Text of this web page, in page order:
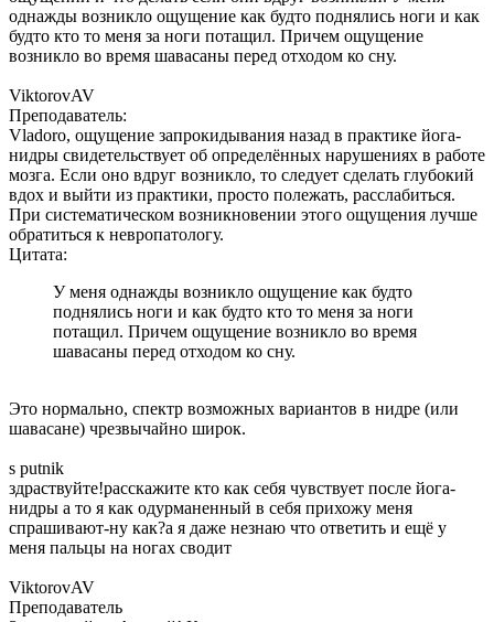
однажды возникло ощущение как будто поднялись ноги и как
будто кто то меня за ноги потащил. Причем ощущение
возникло во время шавасаны перед отходом ко сну.
ViktorovAV
Преподаватель:
Vladoro, ощущение запрокидывания назад в практике йога-
нидры свидетельствует об определённых нарушениях в работе
мозга. Если оно вдруг возникло, то следует сделать глубокий
вдох и выйти из практики, просто полежать, расслабиться.
При систематическом возникновении этого ощущения лучше
обратиться к невропатологу.
Цитата:
У меня однажды возникло ощущение как будто
поднялись ноги и как будто кто то меня за ноги
потащил. Причем ощущение возникло во время
шавасаны перед отходом ко сну.
Это нормально, спектр возможных вариантов в нидре (или
шавасане) чрезвычайно широк.
s putnik
здраствуйте!расскажите кто как себя чувствует после йога-
нидры а то я как одурманенный в себя прихожу меня
спрашивают-ну как?а я даже незнаю что ответить и ещё у
меня пальцы на ногах сводит
ViktorovAV
Преподаватель